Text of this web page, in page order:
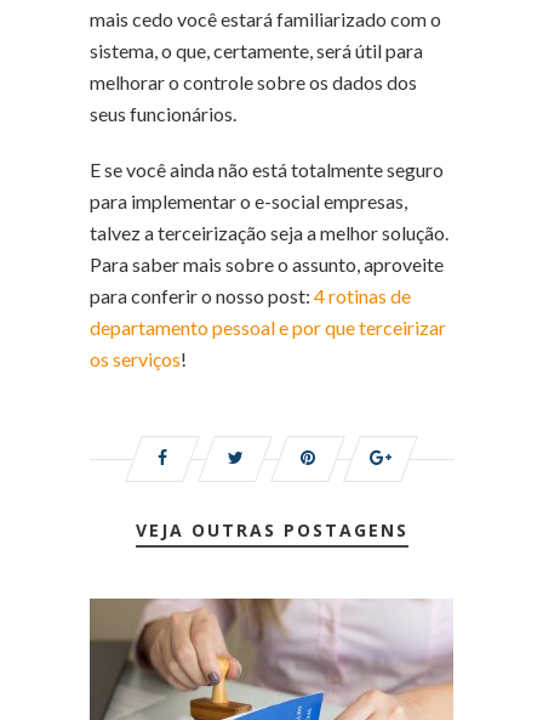
mais cedo você estará familiarizado com o
sistema, o que, certamente, será útil para
melhorar o controle sobre os dados dos
seus funcionários.
E se você ainda não está totalmente seguro
para implementar o e-social empresas,
talvez a terceirização seja a melhor solução.
Para saber mais sobre o assunto, aproveite
para conferir o nosso post: 4 rotinas de
departamento pessoal e por que terceirizar
os serviços!
VEJA OUTRAS POSTAGENS